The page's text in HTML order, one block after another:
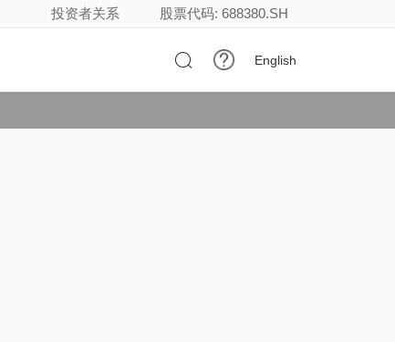
投资者关系 股票代码: 688380.SH
 English